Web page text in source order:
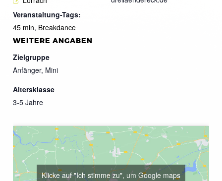
Veranstaltung-Tags:
45 min, Breakdance
WEITERE ANGABEN
Zielgruppe
Anfänger, Mini
Altersklasse
3-5 Jahre
Klicke auf "Ich stimme zu", um Google maps